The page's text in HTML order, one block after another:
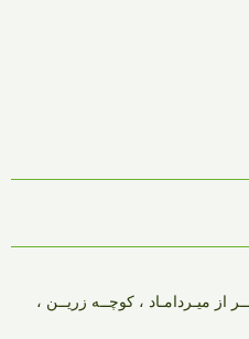
از میـردامـاد ، کوچــه زریــن ،